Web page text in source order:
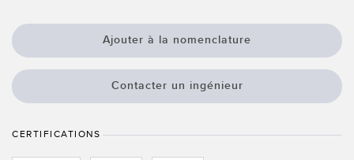
ACCESSOIRES
ACCESSORIES
Câbles
Ajouter à la nomenclature
Contacter un ingénieur
CERTIFICATIONS